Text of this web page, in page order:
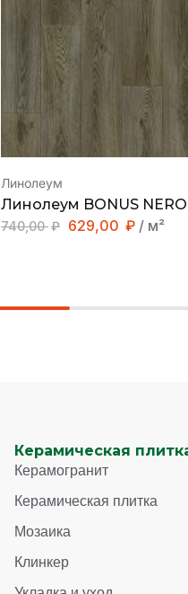
Линолеум
Линолеум BONUS
740,00₽ 629,00 ₽ / м²
Керамическая
Керамогранит
Керамическая плитка
Мозаика
Клинкер